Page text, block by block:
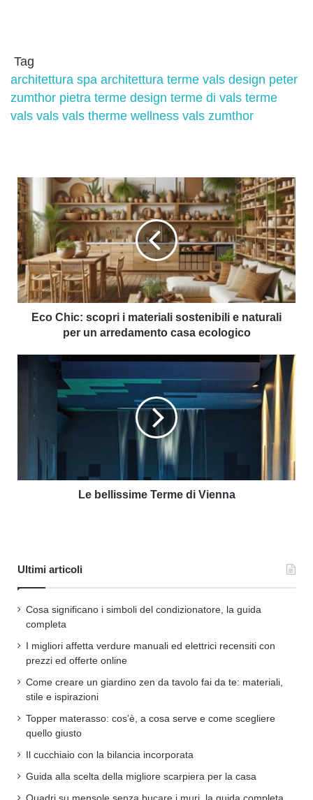
Tag
architettura spa architettura terme vals design peter
zumthor pietra terme design terme di vals terme
vals vals vals therme wellness vals zumthor
Eco Chic: scopri i materiali sostenibili e naturali
per un arredamento casa ecologico
Le bellissime Terme di Vienna
Ultimi articoli
Cosa significano i simboli del condizionatore, la guida
completa
I migliori affetta verdure manuali ed elettrici recensiti con
prezzi ed offerte online
Come creare un giardino zen da tavolo fai da te: materiali,
stile e ispirazioni
Topper materasso: cos’è, a cosa serve e come scegliere
quello giusto
Il cucchiaio con la bilancia incorporata
Guida alla scelta della migliore scarpiera per la casa